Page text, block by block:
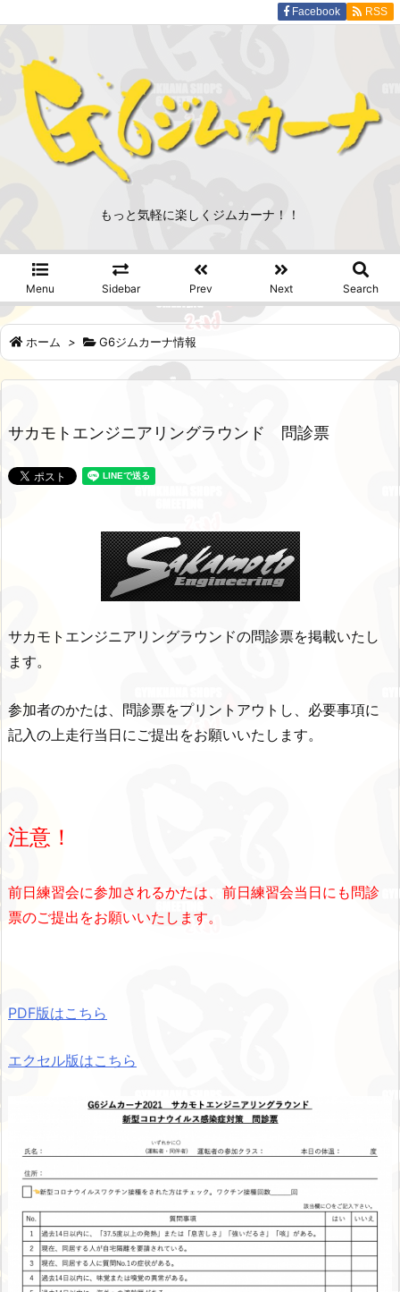
もっと気軽に楽しくジムカーナ！！
Menu Sidebar Prev Next Search
Facebook RSS
ホーム > G6ジムカーナ情報
サカモトエンジニアリングラウンド 問診票
サカモトエンジニアリングラウンドの問診票を掲載いたし
ます。
参加者のかたは、問診票をプリントアウトし、必要事項に
記入の上走行当日にご提出をお願いいたします。
注意！
前日練習会に参加されるかたは、前日練習会当日にも問診
票のご提出をお願いいたします。
PDF版はこちら
エクセル版はこちら